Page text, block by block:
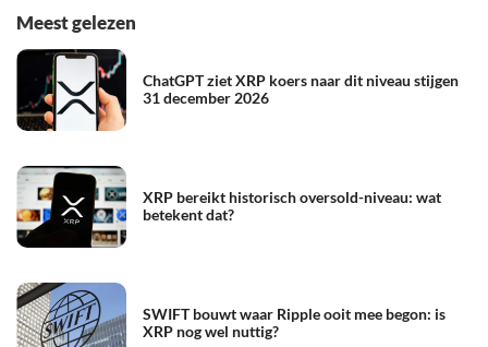
Meest gelezen
ChatGPT ziet XRP koers naar dit niveau stijgen
31 december 2026
XRP bereikt historisch oversold-niveau: wat
betekent dat?
SWIFT bouwt waar Ripple ooit mee begon: is
XRP nog wel nuttig?